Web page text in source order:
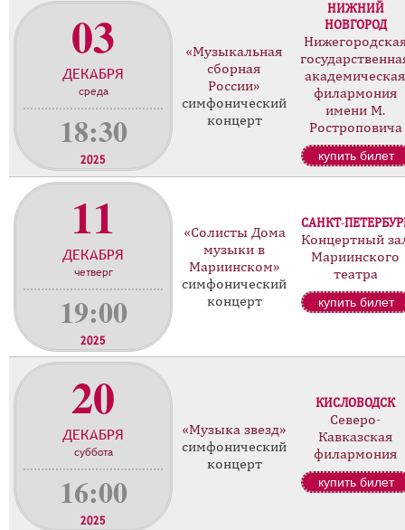
03
ДЕКАБРЯ
среда
18:30
2025
«Музыкальная
сборная
России»
симфонический
концерт
НИЖНИЙ
НОВГОРОД
академическая
филармония
имени М.
Ростроповича
купить билет
11
ДЕКАБРЯ
четверг
19:00
2025
«Солисты Дома
музыки в
Мариинском»
симфонический
концерт
САНКТ-
Концертный
Мариинского
театра
купить билет
20
ДЕКАБРЯ
суббота
16:00
2025
«Музыка звезд»
симфонический
концерт
КИСЛОВОДСК
Северо-
Кавказская
филармония
купить билет